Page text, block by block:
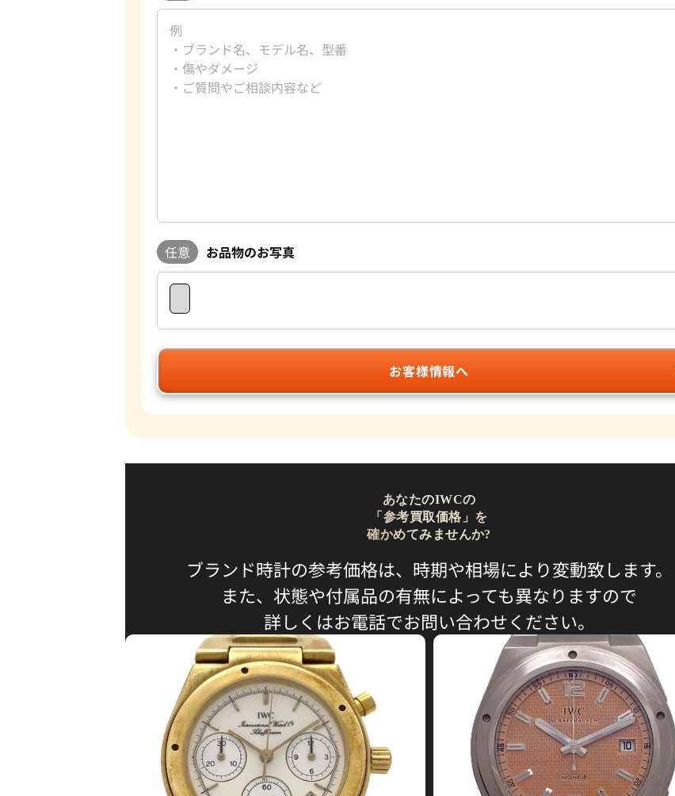
任意 お品物のお写真
お客様情報へ
あなたのIWCの
「参考買取価格」を
確かめてみませんか?
ブランド時計の参考価格は、時期や相場により変動致します。
また、状態や付属品の有無によっても異なりますので
詳しくはお電話でお問い合わせください。